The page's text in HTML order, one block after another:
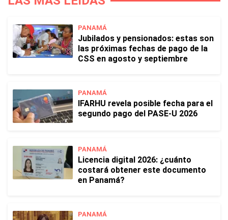
PANAMÁ
Jubilados y pensionados: estas son
las próximas fechas de pago de la
CSS en agosto y septiembre
PANAMÁ
IFARHU revela posible fecha para el
segundo pago del PASE-U 2026
PANAMÁ
Licencia digital 2026: ¿cuánto
costará obtener este documento
en Panamá?
PANAMÁ